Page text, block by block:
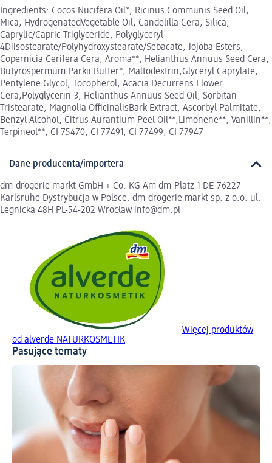
Ingredients: Cocos Nucifera Oil*, Ricinus Communis Seed Oil,
Mica, HydrogenatedVegetable Oil, Candelilla Cera, Silica,
Caprylic/Capric Triglyceride, Polyglyceryl-
4Diisostearate/Polyhydroxystearate/Sebacate, Jojoba Esters,
Copernicia Cerifera Cera, Aroma**, Helianthus Annuus Seed Cera,
Butyrospermum Parkii Butter*, Maltodextrin,Glyceryl Caprylate,
Pentylene Glycol, Tocopherol, Acacia Decurrens Flower
Cera,Polyglycerin-3, Helianthus Annuus Seed Oil, Sorbitan
Tristearate, Magnolia OfficinalisBark Extract, Ascorbyl Palmitate,
Benzyl Alcohol, Citrus Aurantium Peel Oil**,Limonene**, Vanillin**,
Terpineol**, CI 75470, CI 77491, CI 77499, CI 77947
Dane producenta/importera
dm-drogerie markt GmbH + Co. KG Am dm-Platz 1 DE-76227
Karlsruhe Dystrybucja w Polsce: dm-drogerie markt sp. z o.o. ul.
Legnicka 48H PL-54-202 Wrocław info@dm.pl
Więcej produktów
od alverde NATURKOSMETIK
Pasujące tematy